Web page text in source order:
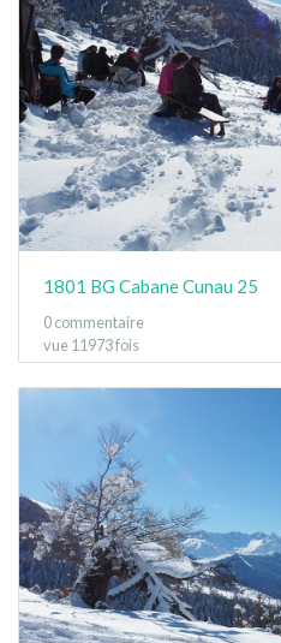
1801 BG Cabane Cunau 25
0 commentaire
vue 11973 fois